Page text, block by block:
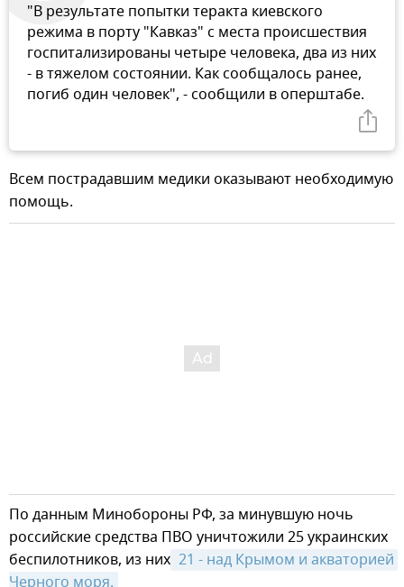
"В результате попытки теракта киевского
режима в порту "Кавказ" с места происшествия
госпитализированы четыре человека, два из них
- в тяжелом состоянии. Как сообщалось ранее,
погиб один человек", - сообщили в оперштабе.
Всем пострадавшим медики оказывают необходимую
помощь.
По данным Минобороны РФ, за минувшую ночь
российские средства ПВО уничтожили 25 украинских
беспилотников, из них 21 - над Крымом и акваторией
Черного моря.